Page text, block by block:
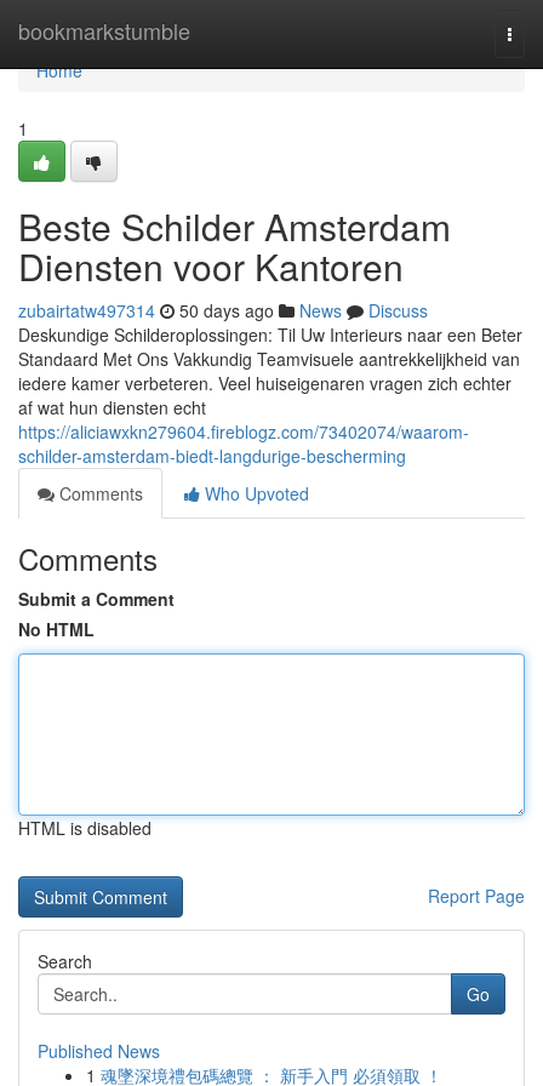
bookmarkstumble
Home
Home
1
Beste Schilder Amsterdam
Diensten voor Kantoren
zubairtatw497314 50 days ago News
Discuss
Deskundige Schilderoplossingen: Til Uw Interieurs naar een Beter
Standaard Met Ons Vakkundig Teamvisuele aantrekkelijkheid van
iedere kamer verbeteren. Veel huiseigenaren vragen zich echter
af wat hun diensten echt
https://aliciawxkn279604.fireblogz.com/73402074/waarom-
schilder-amsterdam-biedt-langdurige-bescherming
Comments
Who Upvoted
Comments
Submit a Comment
No HTML
HTML is disabled
Report Page
Search
Go
Published News
1 魂墜深境禮包碼總覽 ： 新手入門 必須領取 ！